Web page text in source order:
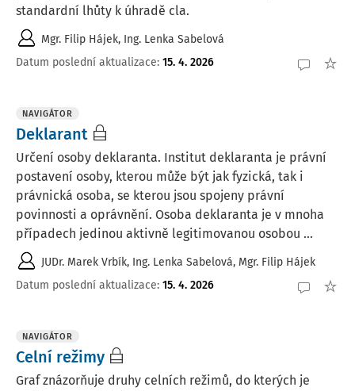
standardní lhůty k úhradě cla.
Mgr. Filip Hájek, Ing. Lenka Sabelová
Datum poslední aktualizace: 15. 4. 2026
NAVIGÁTOR
Deklarant
Určení osoby deklaranta. Institut deklaranta je právní
postavení osoby, kterou může být jak fyzická, tak i
právnická osoba, se kterou jsou spojeny právní
povinnosti a oprávnění. Osoba deklaranta je v mnoha
případech jedinou aktivně legitimovanou osobou ...
JUDr. Marek Vrbík, Ing. Lenka Sabelová, Mgr. Filip Hájek
Datum poslední aktualizace: 15. 4. 2026
NAVIGÁTOR
Celní režimy
Graf znázorňuje druhy celních režimů, do kterých je